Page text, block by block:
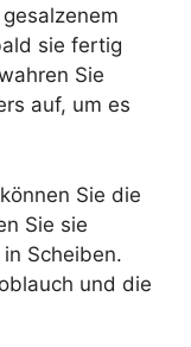
sie fertig
Sie
auf, um es
Sie die
Sie sie
Scheiben.
und die